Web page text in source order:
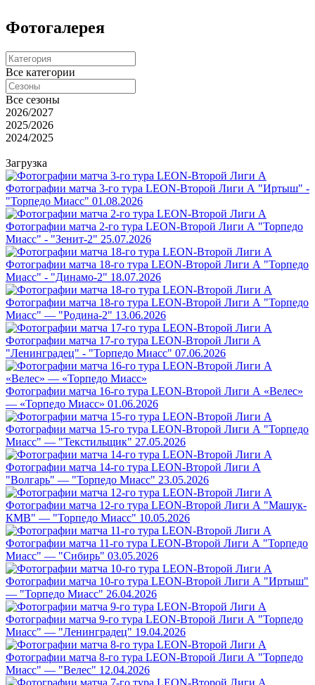
Фотогалерея
Все категории
Все сезоны
2026/2027
2025/2026
2024/2025
Загрузка
Фотографии матча 3-го тура LEON-Второй Лиги А "Иртыш" -
"Торпедо Миасс" 01.08.2026
Фотографии матча 2-го тура LEON-Второй Лиги А "Торпедо
Миасс" - "Зенит-2" 25.07.2026
Фотографии матча 18-го тура LEON-Второй Лиги А "Торпедо
Миасс" - "Динамо-2" 18.07.2026
Фотографии матча 18-го тура LEON-Второй Лиги А "Торпедо
Миасс" — "Родина-2" 13.06.2026
Фотографии матча 17-го тура LEON-Второй Лиги А
"Ленинградец" - "Торпедо Миасс" 07.06.2026
Фотографии матча 16-го тура LEON-Второй Лиги А «Велес»
— «Торпедо Миасс» 01.06.2026
Фотографии матча 15-го тура LEON-Второй Лиги А "Торпедо
Миасс" — "Текстильщик" 27.05.2026
Фотографии матча 14-го тура LEON-Второй Лиги А
"Волгарь" — "Торпедо Миасс" 23.05.2026
Фотографии матча 12-го тура LEON-Второй Лиги А "Машук-
КМВ" — "Торпедо Миасс" 10.05.2026
Фотографии матча 11-го тура LEON-Второй Лиги А "Торпедо
Миасс" — "Сибирь" 03.05.2026
Фотографии матча 10-го тура LEON-Второй Лиги А "Иртыш"
— "Торпедо Миасс" 26.04.2026
Фотографии матча 9-го тура LEON-Второй Лиги А "Торпедо
Миасс" — "Ленинградец" 19.04.2026
Фотографии матча 8-го тура LEON-Второй Лиги А "Торпедо
Миасс" — "Велес" 12.04.2026